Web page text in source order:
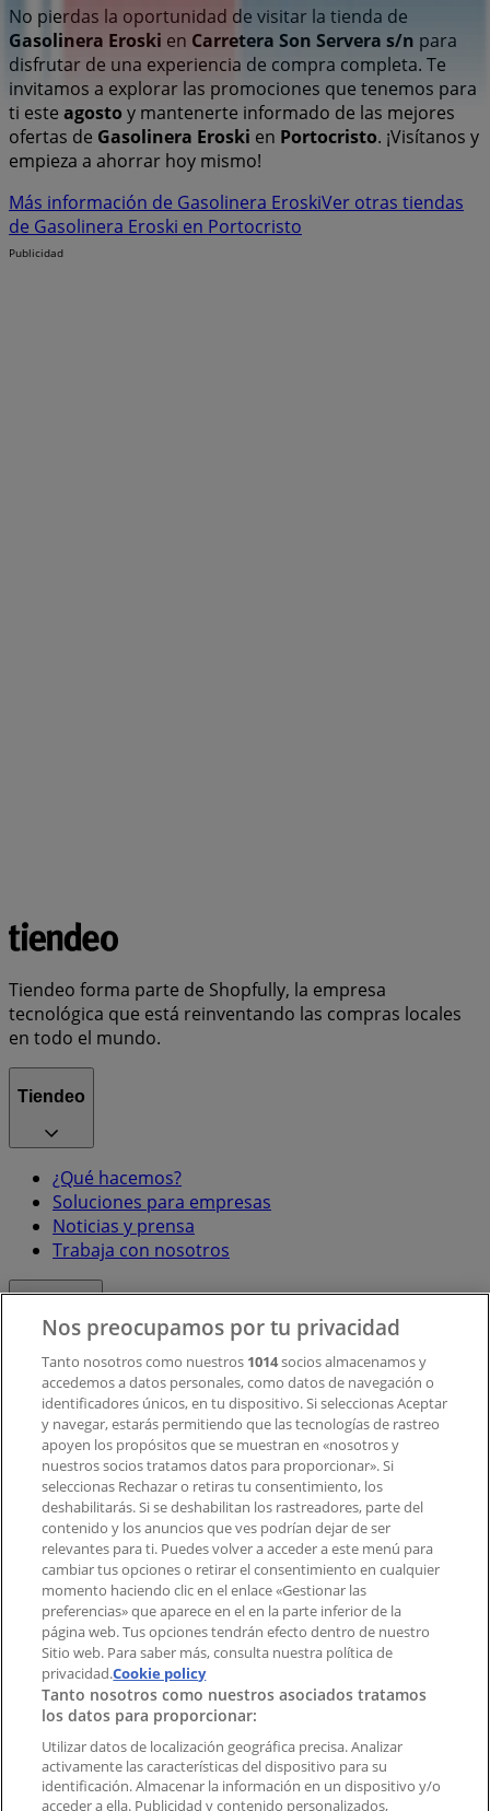
No pierdas la oportunidad de visitar la tienda de
Gasolinera Eroski en Carretera Son Servera s/n para
disfrutar de una experiencia de compra completa. Te
invitamos a explorar las promociones que tenemos para
ti este agosto y mantenerte informado de las mejores
ofertas de Gasolinera Eroski en Portocristo. ¡Visítanos y
empieza a ahorrar hoy mismo!
Más información de Gasolinera EroskiVer otras tiendas
de Gasolinera Eroski en Portocristo
Publicidad
Tiendeo forma parte de Shopfully, la empresa
tecnológica que está reinventando las compras locales
en todo el mundo.
Tiendeo
¿Qué hacemos?
Soluciones para empresas
Noticias y prensa
Trabaja con nosotros
Contacto comercial y de marketing
Tienda mal colocada en el mapa
Notificar un folleto
¿Encontraste un problema en la web o en la
aplicación?
Índices
Marcas
Marcas locales
Negocios
Negocios cercanos
Productos
Productos locales
Ciudades
Nos preocupamos por tu privacidad
Tanto nosotros como nuestros 1014socios almacenamos y
accedemos a datos personales, como datos de navegación o
identificadores únicos, en tu dispositivo. Si seleccionas Aceptar
y navegar, estarás permitiendo que las tecnologías de rastreo
apoyen los propósitos que se muestran en «nosotros y
nuestros socios tratamos datos para proporcionar». Si
seleccionas Rechazar o retiras tu consentimiento, los
deshabilitarás. Si se deshabilitan los rastreadores, parte del
contenido y los anuncios que ves podrían dejar de ser
relevantes para ti. Puedes volver a acceder a este menú para
cambiar tus opciones o retirar el consentimiento en cualquier
momento haciendo clic en el enlace «Gestionar las
preferencias» que aparece en el en la parte inferior de la
página web. Tus opciones tendrán efecto dentro de nuestro
Sitio web. Para saber más, consulta nuestra política de
privacidad.Cookie policy
Tanto nosotros como nuestros asociados tratamos
los datos para proporcionar:
Utilizar datos de localización geográfica precisa. Analizar
activamente las características del dispositivo para su
identificación. Almacenar la información en un dispositivo y/o
acceder a ella. Publicidad y contenido personalizados,